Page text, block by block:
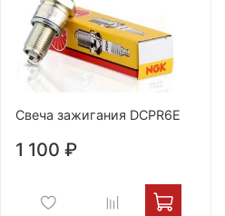
Свеча зажигания DCPR6E
1 100 ₽